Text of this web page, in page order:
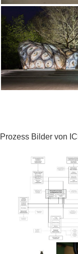
Prozess Bilder von